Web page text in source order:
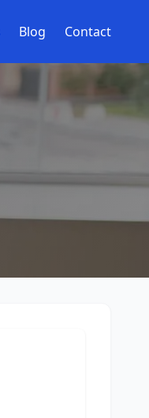
Blog Contact